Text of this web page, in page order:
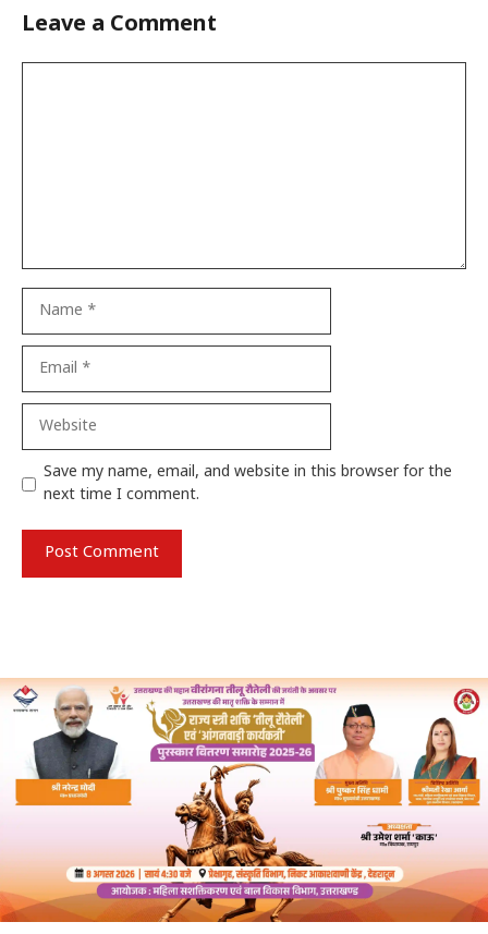
Leave a Comment
Website
Save my name, email, and website in this browser for the
next time I comment.